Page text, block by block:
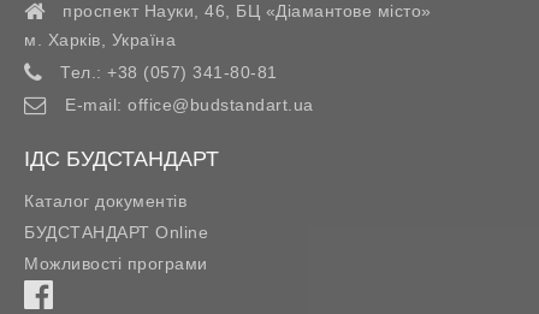
проспект Науки, 46, БЦ «Діамантове місто»
м. Харків
Україна
Тел.: +38 (057) 341-80-81
E-mail: office@budstandart.ua
ІДС БУДСТАНДАРТ
Каталог документів
БУДСТАНДАРТ Online
Можливості програми